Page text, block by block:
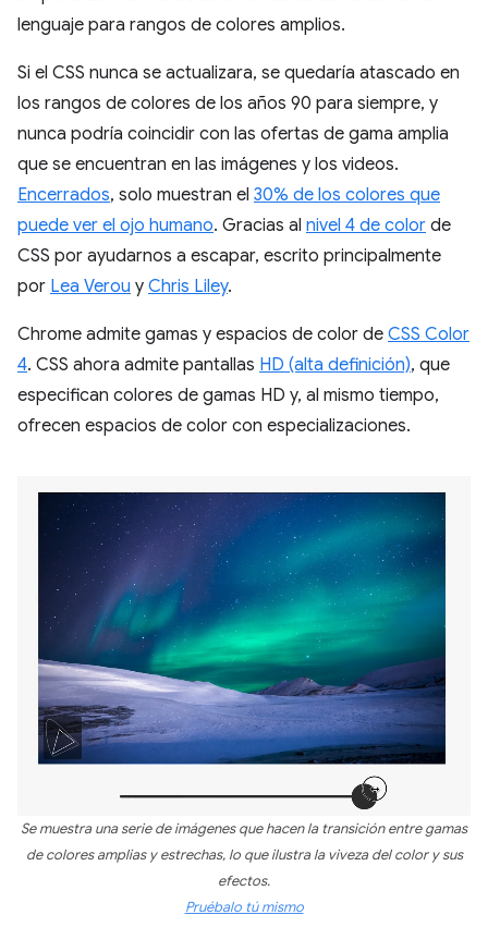
lenguaje para rangos de colores amplios.
Si el CSS nunca se actualizara, se quedaría atascado en
los rangos de colores de los años 90 para siempre, y
nunca podría coincidir con las ofertas de gama amplia
que se encuentran en las imágenes y los videos.
Encerrados, solo muestran el 30% de los colores que
puede ver el ojo humano. Gracias al nivel 4 de color de
CSS por ayudarnos a escapar, escrito principalmente
por Lea Verou y Chris Liley.
Chrome admite gamas y espacios de color de CSS Color
4. CSS ahora admite pantallas HD (alta definición), que
especifican colores de gamas HD y, al mismo tiempo,
ofrecen espacios de color con especializaciones.
Se muestra una serie de imágenes que hacen la transición entre gamas
de colores amplias y estrechas, lo que ilustra la viveza del color y sus
efectos.
Pruébalo tú mismo